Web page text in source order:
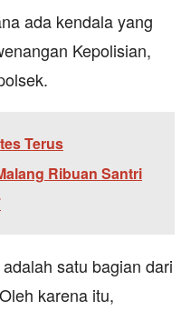
ada kendala yang
Kepolisian,
Terus
Ribuan Santri
satu bagian dari
karena itu,